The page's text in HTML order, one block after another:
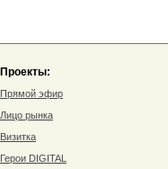
Проекты:
Прямой эфир
Лицо рынка
Визитка
Герои DIGITAL